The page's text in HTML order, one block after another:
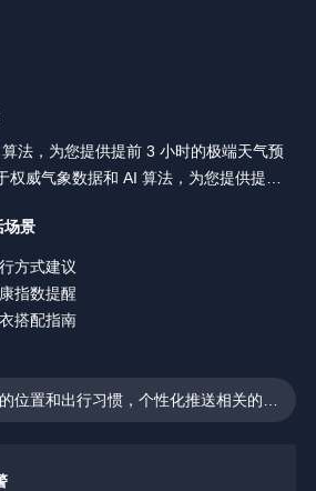
法，为您提供提前 3 小时的极端天气预
权威气象数据和 AI 算法，为您提供提前 3
场景
方式建议
指数提醒
搭配指南
位置和出行习惯，个性化推送相关的天